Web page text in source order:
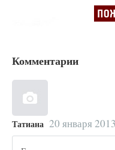
Комментарии
Татиана 20 января